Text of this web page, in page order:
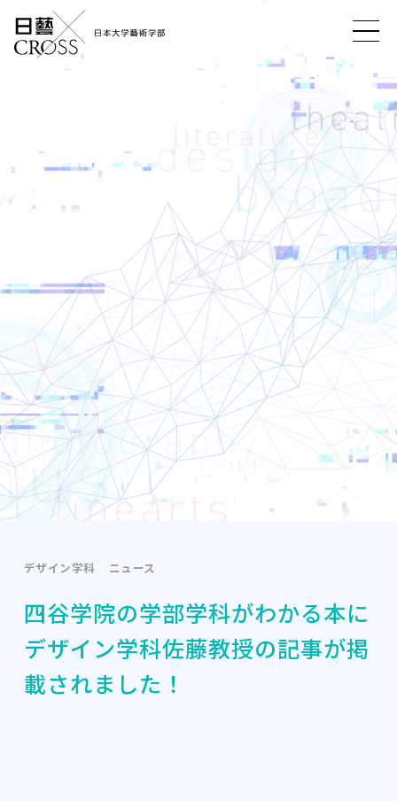
デザイン学科 ニュース
四谷学院の学部学科がわかる本に
デザイン学科佐藤教授の記事が掲
載されました！